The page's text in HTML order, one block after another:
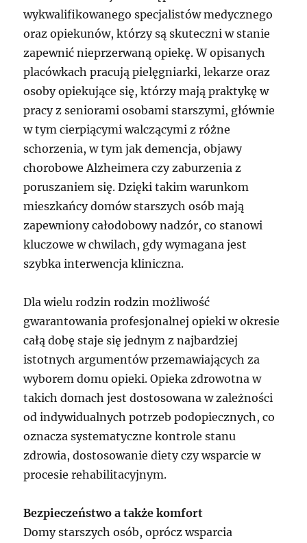
wykwalifikowanego specjalistów medycznego
oraz opiekunów, którzy są skuteczni w stanie
zapewnić nieprzerwaną opiekę. W opisanych
placówkach pracują pielęgniarki, lekarze oraz
osoby opiekujące się, którzy mają praktykę w
pracy z seniorami osobami starszymi, głównie
w tym cierpiącymi walczącymi z różne
schorzenia, w tym jak demencja, objawy
chorobowe Alzheimera czy zaburzenia z
poruszaniem się. Dzięki takim warunkom
mieszkańcy domów starszych osób mają
zapewniony całodobowy nadzór, co stanowi
kluczowe w chwilach, gdy wymagana jest
szybka interwencja kliniczna.
Dla wielu rodzin rodzin możliwość
gwarantowania profesjonalnej opieki w okresie
całą dobę staje się jednym z najbardziej
istotnych argumentów przemawiających za
wyborem domu opieki. Opieka zdrowotna w
takich domach jest dostosowana w zależności
od indywidualnych potrzeb podopiecznych, co
oznacza systematyczne kontrole stanu
zdrowia, dostosowanie diety czy wsparcie w
procesie rehabilitacyjnym.
Bezpieczeństwo a także komfort
Domy starszych osób, oprócz wsparcia